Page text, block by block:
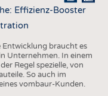
Effizienz-Booster
Entwicklung braucht es
Unternehmen. In einem
Regel spezielle, von
So auch im
vombaur-Kunden.